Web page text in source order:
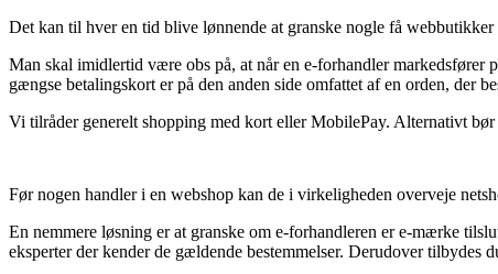
Det kan til hver en tid blive lønnende at granske nogle få
Man skal imidlertid være obs på, at når en e-forhandler
gængse betalingskort er på den anden side omfattet af en orden, der
Vi tilråder generelt shopping med kort eller MobilePay. Alternativt
Før nogen handler i en webshop kan de i virkeligheden overveje
En nemmere løsning er at granske om e-forhandleren er e-mærke
eksperter der kender de gældende bestemmelser. Derudover